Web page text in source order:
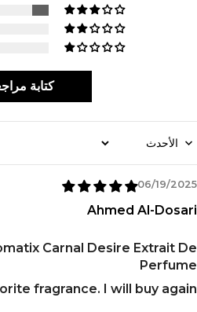
كتابة
Sort By
06/19/2025
Ahmed Al-Dosari
Carnal Desire Extrait De
Perfume
fragrance. I will buy again!